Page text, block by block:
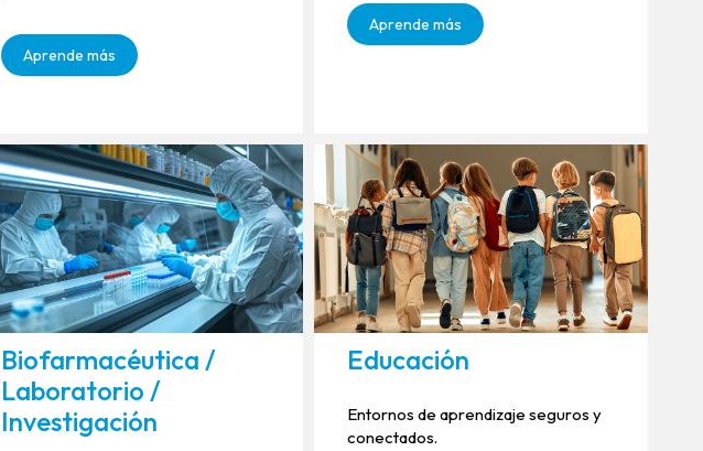
Aprende más
Aprende más
Biofarmacéutica /
Laboratorio /
Investigación
Educación
Entornos de aprendizaje seguros y
conectados.